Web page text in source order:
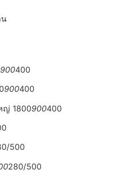
น
900400
900400
ญ่ 1800900400
500
280/500